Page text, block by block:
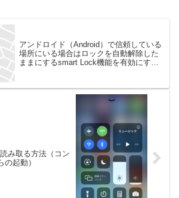
アンドロイド（Android）で信頼している
場所にいる場合はロックを自動解除した
ままにするsmart Lock機能を有効にする
み取る方法（コン
の起動）